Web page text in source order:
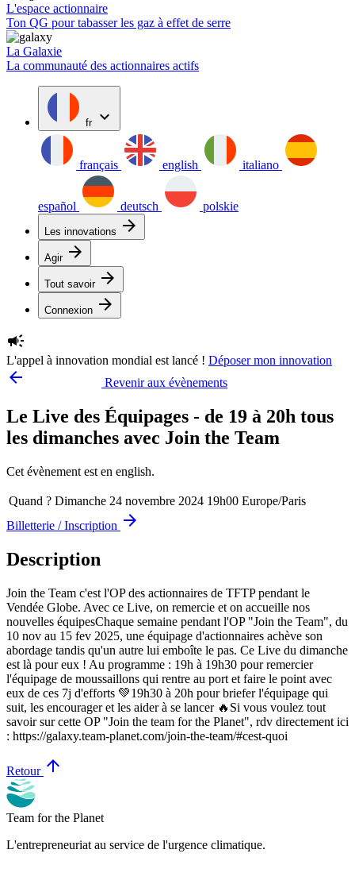
L'espace actionnaire
Ton QG pour tabasser les gaz à effet de serre
La Galaxie
La communauté des actionnaires actifs
fr expand_more
français english italiano
español deutsch polskie
Les innovations arrow_forward
Agir arrow_forward
Tout savoir arrow_forward
Connexion arrow_forward
campaign
L'appel à innovation mondial est lancé ! Déposer mon innovation
arrow_backward Revenir aux évènements
Le Live des Équipages - de 19 à 20h tous
les dimanches avec Join the Team
Cet évènement est en english.
Quand ? Dimanche 24 novembre 2024 19h00 Europe/Paris
Billetterie / Inscription arrow_forward
Description
Join the Team c'est l'OP des actionnaires de TFTP pendant le
Vendée Globe. Avec ce Live, on remercie et on accueille nos
nouvelles équipesChaque semaine pendant l'OP "Join the Team", du
10 nov au 15 fev 2025, une équipage d'actionnaires achève son
abordage tandis qu'un autre lui emboîte le pas. Ce Live du dimanche
est là pour eux ! Au programme : 19h à 19h30 pour remercier
l'équipage de moussaillons qui rentre au port et faire le point avec
eux de ces 7j d'efforts 💚19h30 à 20h pour briefer l'équipage qui
suit, les encourager et les aider à se lancer 🔥Si vous voulez tout
savoir sur cette OP "Join the team for the Planet", rdv directement ici
: https://galaxy.team-planet.com/join-the-team/#cest-quoi
Retour arrow_upward
Team for the Planet
L'entrepreneuriat au service de l'urgence climatique.